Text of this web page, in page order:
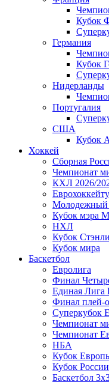
Кубок
Германия
Кубок
Нидерланды
Португалия
США
Кубок
Хоккей
Сборная
Чемпионат
КХЛ 2026/
Молодежный
Кубок мэра
НХЛ
Кубок Стэнли
Кубок мира
Баскетбол
Евролига
Финал
Единая Лига
Финал плей-
Суперкубок
Чемпионат
Чемпионат
НБА
Кубок
Кубок России
Баскетбол